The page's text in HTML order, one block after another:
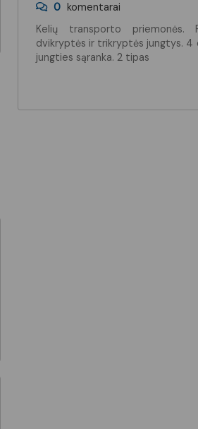
0 komentarai
Kelių transporto priemonės.
dvikryptės ir trikryptės jungtys. 4
jungties sąranka. 2 tipas